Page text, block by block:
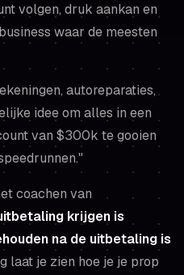
volgen, druk aankan en
waar de meesten
autoreparaties,
idee om alles in een
van $300k te gooien
coachen van
krijgen is
na de uitbetaling is
laat je zien hoe je je prop